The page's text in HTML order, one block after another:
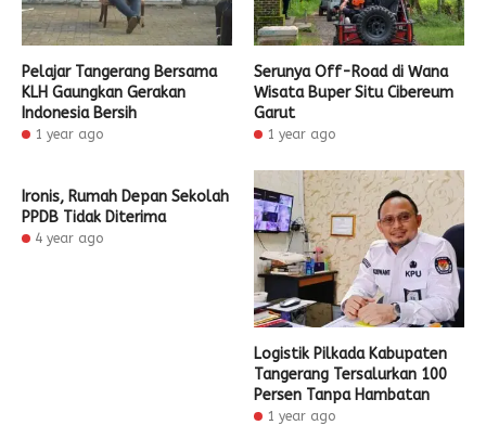
Pelajar Tangerang Bersama
KLH Gaungkan Gerakan
Indonesia Bersih
1 year ago
Serunya Off-Road di Wana
Wisata Buper Situ Cibereum
Garut
1 year ago
Ironis, Rumah Depan Sekolah
PPDB Tidak Diterima
4 year ago
Logistik Pilkada Kabupaten
Tangerang Tersalurkan 100
Persen Tanpa Hambatan
1 year ago